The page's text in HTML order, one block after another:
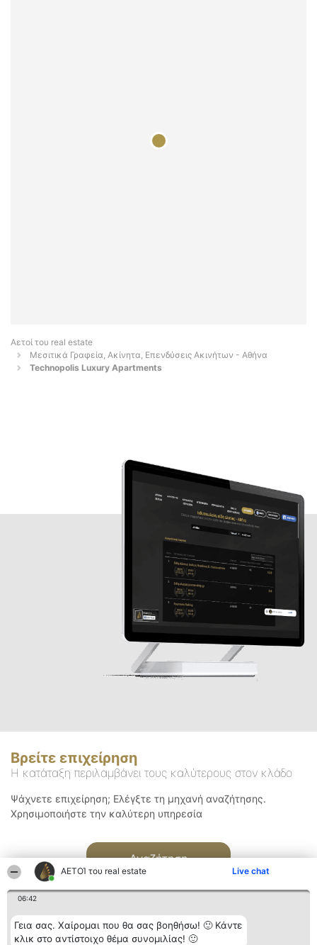
ΑΕΤΟΊ του real estate Live chat
06:42
Γεια σας. Χαίρομαι που θα σας βοηθήσω! 🙂 Κάντε
κλικ στο αντίστοιχο θέμα συνομιλίας! 🙂
Αετοί του real estate
Μεσιτικά Γραφεία, Ακίνητα, Επενδύσεις Ακινήτων - Αθήνα
Technopolis Luxury Apartments
Βρείτε επιχείρηση
Η κατάταξη περιλαμβάνει τους καλύτερους στον κλάδο
Ψάχνετε επιχείρηση; Ελέγξτε τη μηχανή αναζήτησης.
Χρησιμοποιήστε την καλύτερη υπηρεσία
Αναζήτηση